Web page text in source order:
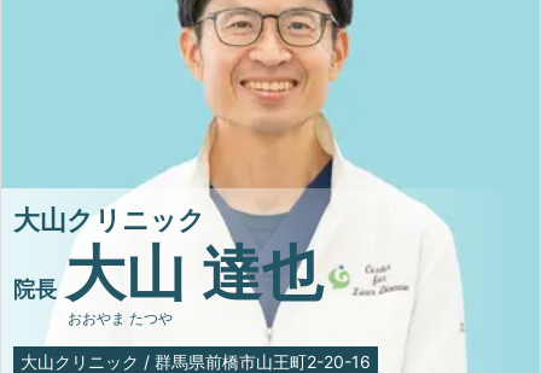
大山クリニック
院長 大山 達也
おおやま たつや
大山クリニック / 群馬県前橋市山王町2-20-16